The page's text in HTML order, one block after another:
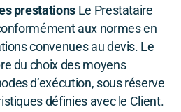
prestationsLe Prestataire
aux normes en
convenues au devis. Le
du choix des moyens
d’exécution, sous réserve
définies avec le Client.